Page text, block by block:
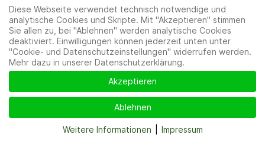
und Datenschutzeinstellungen
Diese Webseite verwendet technisch notwendige und
analytische Cookies und Skripte. Mit "Akzeptieren" stimmen
Sie allen zu, bei "Ablehnen" werden analytische Cookies
deaktiviert. Einwilligungen können jederzeit unten unter
"Cookie- und Datenschutzeinstellungen" widerrufen werden.
Mehr dazu in unserer Datenschutzerklärung.
Akzeptieren
Ablehnen
Weitere Informationen Impressum